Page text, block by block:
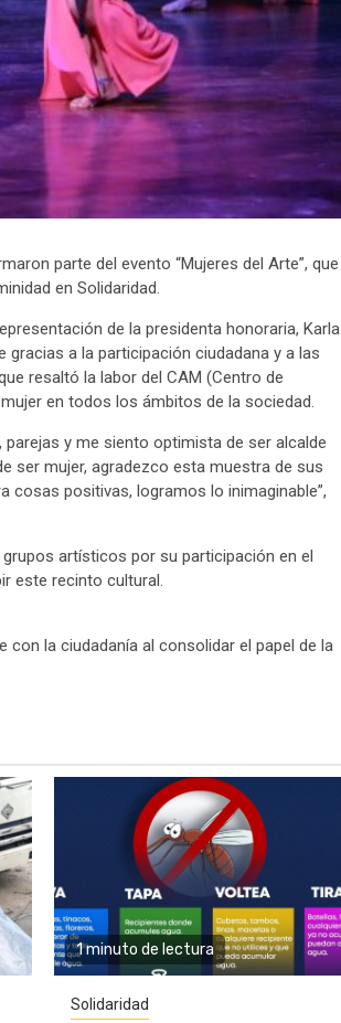
parte del evento “Mujeres del Arte”, que
en Solidaridad.
de la presidenta honoraria, Karla
a la participación ciudadana y a las
resaltó la labor del CAM (Centro de
en todos los ámbitos de la sociedad.
y me siento optimista de ser alcalde
ser mujer, agradezco esta muestra de sus
cosas positivas, logramos lo inimaginable”,
grupos artísticos por su participación en el
este recinto cultural.
la ciudadanía al consolidar el papel de la
1 minuto de lectura
Solidaridad